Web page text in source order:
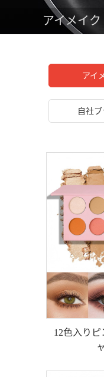
アイメイク
アイ
自社
12色入り